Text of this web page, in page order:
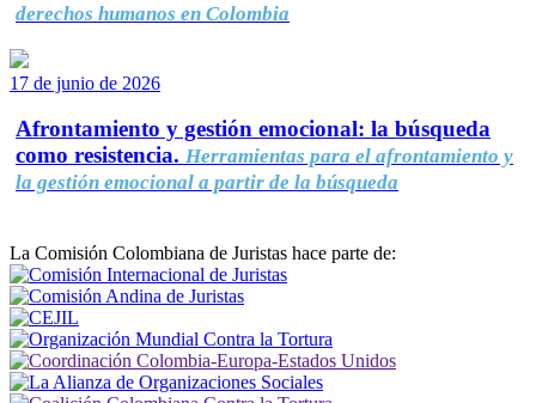
derechos humanos en Colombia
17 de junio de 2026
Afrontamiento y gestión emocional: la búsqueda
como resistencia. Herramientas para el afrontamiento y
la gestión emocional a partir de la búsqueda
La Comisión Colombiana de Juristas hace parte de: